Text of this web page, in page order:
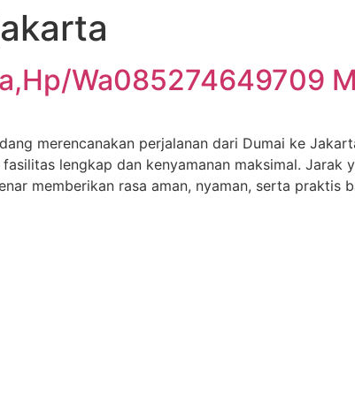
Wa085274649709
merencanakan perjalanan dari Dumai ke
lengkap dan kenyamanan maksimal. Jarak
memberikan rasa aman, nyaman, serta praktis